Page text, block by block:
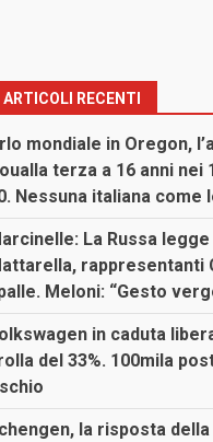
ARTICOLI RECENTI
mondiale in Oregon,
terza a 16 anni nei
Nessuna italiana come
La Russa
rappresentanti
Meloni: “Gesto
in caduta
del 33%. 100mila
la risposta